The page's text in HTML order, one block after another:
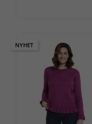
NYHET